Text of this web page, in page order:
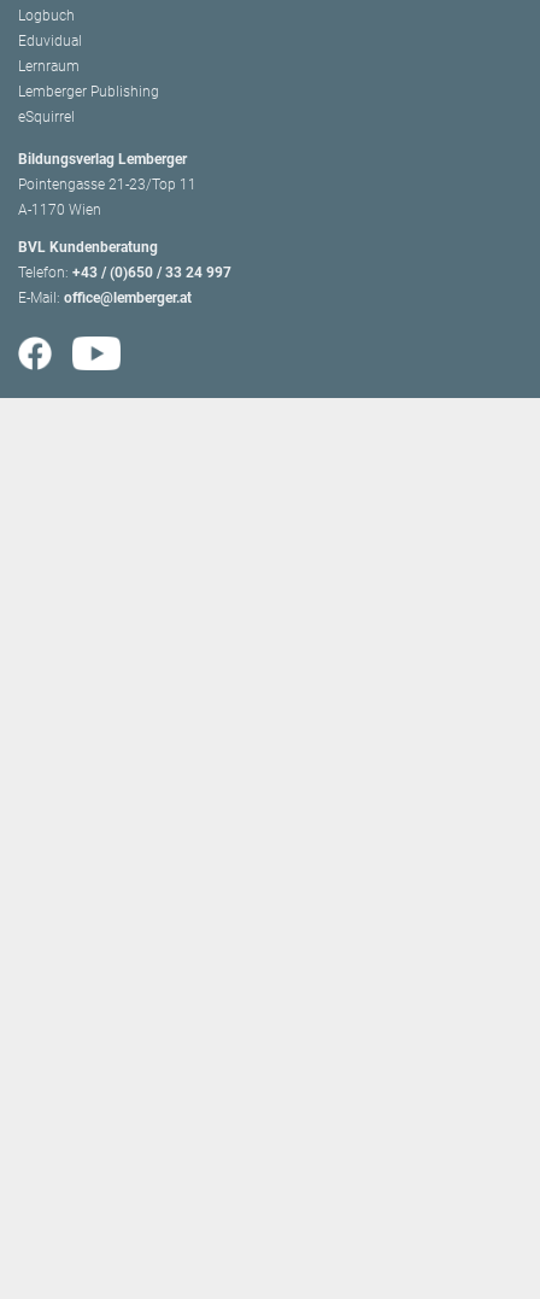
Logbuch
Eduvidual
Lernraum
Lemberger Publishing
eSquirrel
Bildungsverlag Lemberger
Pointengasse 21-23/Top 11
A-1170 Wien
BVL Kundenberatung
Telefon: +43 / (0)650 / 33 24 997
E-Mail: office@lemberger.at